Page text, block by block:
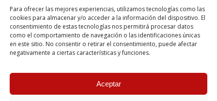
Para ofrecer las mejores experiencias, utilizamos tecnologías como las
cookies para almacenar y/o acceder a la información del dispositivo. El
consentimiento de estas tecnologías nos permitirá procesar datos
como el comportamiento de navegación o las identificaciones únicas
en este sitio. No consentir o retirar el consentimiento, puede afectar
negativamente a ciertas características y funciones.
Aceptar
LEGAL
Política de Privacidad
Política de Cookies
Accesibilidad
Esta empresa ha sido beneficiaria del bono Kit Digital y lo ha
internet, financiado por la Unión Europea – NextGeneration EU